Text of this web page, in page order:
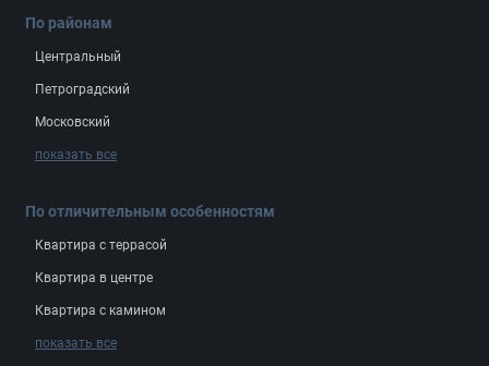
По районам
Центральный
Петроградский
Московский
показать все
По отличительным особенностям
Квартира с террасой
Квартира в центре
Квартира с камином
показать все